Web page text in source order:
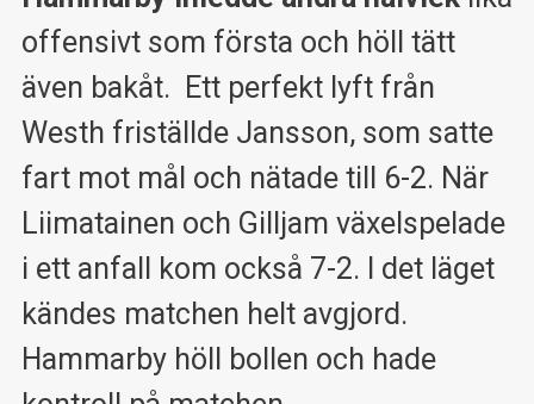
offensivt som första och höll tätt
även bakåt. Ett perfekt lyft från
Westh friställde Jansson, som satte
fart mot mål och nätade till 6-2. När
Liimatainen och Gilljam växelspelade
i ett anfall kom också 7-2. I det läget
kändes matchen helt avgjord.
Hammarby höll bollen och hade